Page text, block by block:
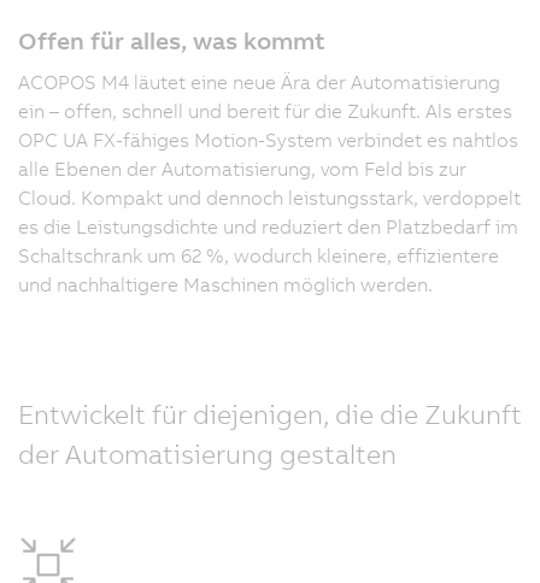
Offen für alles, was kommt
ACOPOS M4 läutet eine neue Ära der Automatisierung
ein – offen, schnell und bereit für die Zukunft. Als erstes
OPC UA FX-fähiges Motion-System verbindet es nahtlos
alle Ebenen der Automatisierung, vom Feld bis zur
Cloud. Kompakt und dennoch leistungsstark, verdoppelt
es die Leistungsdichte und reduziert den Platzbedarf im
Schaltschrank um 62 %, wodurch kleinere, effizientere
und nachhaltigere Maschinen möglich werden.
Entwickelt für diejenigen, die die Zukunft
der Automatisierung gestalten